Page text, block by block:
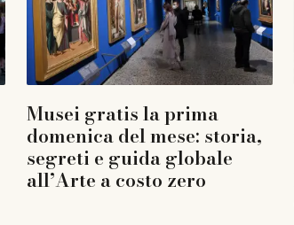
Musei gratis la prima
domenica del mese: storia,
segreti e guida globale
all’Arte a costo zero